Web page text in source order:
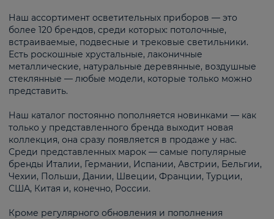
Наш ассортимент осветительных приборов — это
более 120 брендов, среди которых: потолочные,
встраиваемые, подвесные и трековые светильники.
Есть роскошные хрустальные, лаконичные
металлические, натуральные деревянные, воздушные
стеклянные — любые модели, которые только можно
представить.
Наш каталог постоянно пополняется новинками — как
только у представленного бренда выходит новая
коллекция, она сразу появляется в продаже у нас.
Среди представленных марок — самые популярные
бренды Италии, Германии, Испании, Австрии, Бельгии,
Чехии, Польши, Дании, Швеции, Франции, Турции,
США, Китая и, конечно, России.
Кроме регулярного обновления и пополнения